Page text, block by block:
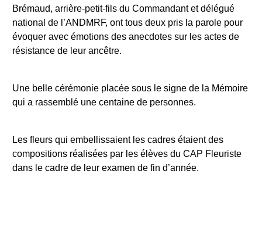
Brémaud, arrière-petit-fils du Commandant et délégué
national de l’ANDMRF, ont tous deux pris la parole pour
évoquer avec émotions des anecdotes sur les actes de
résistance de leur ancêtre.
Une belle cérémonie placée sous le signe de la Mémoire
qui a rassemblé une centaine de personnes.
Les fleurs qui embellissaient les cadres étaient des
compositions réalisées par les élèves du CAP Fleuriste
dans le cadre de leur examen de fin d’année.